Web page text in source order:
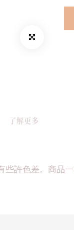
了解更多
許色差。商品一